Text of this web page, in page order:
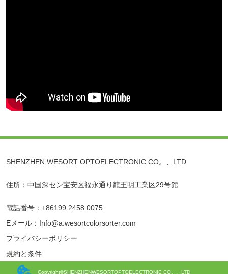
SHENZHEN WESORT OPTOELECTRONIC CO。、LTD
住所：中国深セン宝安区福永通り龍王明工業区29号館
電話番号：+86199 2458 0075
Eメール：Info@a.wesortcolorsorter.com
プライバシーポリシー
規約と条件
Copyright©SHENZHENWESORTOPTOELECTRONIC CO。、LTD